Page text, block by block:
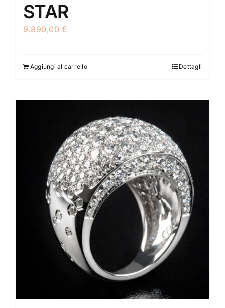
STAR
9.890,00€
Aggiungi al carrello Dettagli